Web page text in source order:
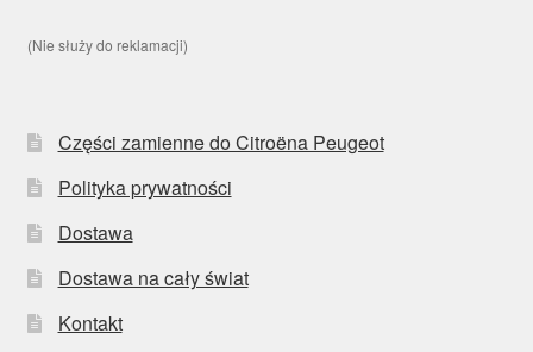
(Nie służy do reklamacji)
Części zamienne do Citroëna Peugeot
Polityka prywatności
Dostawa
Dostawa na cały świat
Kontakt